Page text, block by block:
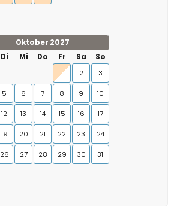
Oktober 2027
Di Mi Do Fr Sa
So
1
2 3
5 6 7 8 9 10
12 13 14 15 16 17
19 20 21 22 23 24
26 27 28 29 30 31